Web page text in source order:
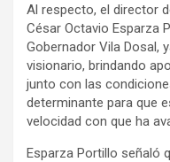
Al respecto, el director
César Octavio Esparza
Gobernador Vila Dosal,
visionario, brindando
junto con las
determinante para que
velocidad con que ha
Esparza Portillo señaló